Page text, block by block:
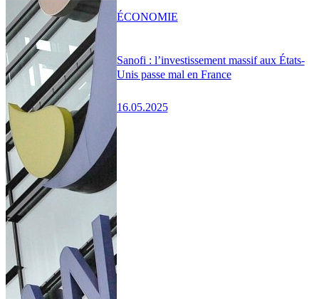
Sanofi : l’investissement massif aux États-
Unis passe mal en France
16.05.2025
ÉCONOMIE